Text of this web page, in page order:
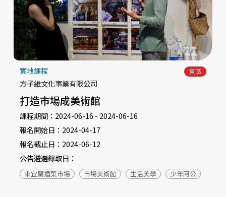
實地課程 東區
方子維文化事業有限公司
打造市場成美術館
課程期間： 2024-06-16 - 2024-06-16
報名開始日： 2024-04-17
報名截止日： 2024-06-12
公告遴選錄取日：
來宜蘭迺菜市場 市場美術館 生活美學 少年阿公